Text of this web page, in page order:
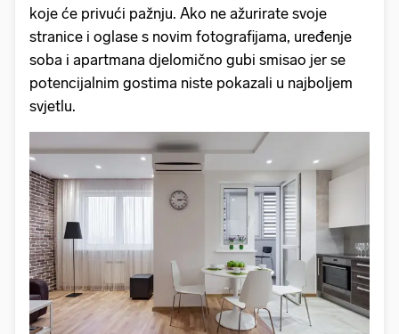
koje će privući pažnju. Ako ne ažurirate svoje
stranice i oglase s novim fotografijama, uređenje
soba i apartmana djelomično gubi smisao jer se
potencijalnim gostima niste pokazali u najboljem
svjetlu.